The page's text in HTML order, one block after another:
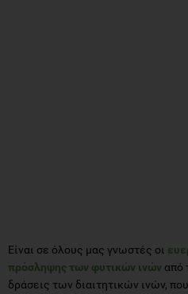
Είναι σε όλους μας γνωστές οι
πρόσληψης των φυτικών ινών από
δράσεις των διαιτητικών ινών,